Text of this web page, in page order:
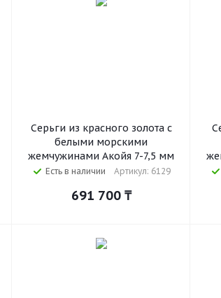
Серьги из красного золота с
белыми морскими
жемчужинами Акойя 7-7,5 мм
Есть в наличии Артикул: 6129
691 700₸